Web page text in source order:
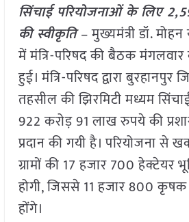
सिंचाई परियोजनाओं के लिए
की स्वीकृति– मुख्यमंत्री डॉ.
में मंत्रि-परिषद की बैठक मंगलवार
हुई। मंत्रि-परिषद द्वारा
तहसील की झिरमिटी मध्यम
922 करोड़ 91 लाख रुपये की
प्रदान की गयी है। परियोजना से
ग्रामों की 17 हजार 700 हेक्टेयर
होगी, जिससे 11 हजार 800 कृषक
होंगे।